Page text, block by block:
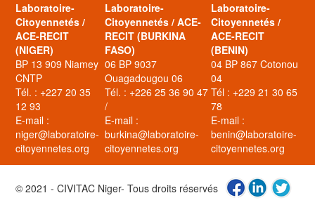
Laboratoire-
Citoyennetés /
ACE-RECIT
(NIGER)
BP 13 909 Niamey
CNTP
Tél. : +227 20 35
12 93
E-mail :
niger@laboratoire-
citoyennetes.org
Laboratoire-
Citoyennetés / ACE-
RECIT (BURKINA
FASO)
06 BP 9037
Ouagadougou 06
Tél. : +226 25 36 90 47
/
E-mail :
burkina@laboratoire-
citoyennetes.org
Laboratoire-
Citoyennetés /
ACE-RECIT
(BENIN)
04 BP 867 Cotonou
04
Tél : +229 21 30 65
78
E-mail :
benin@laboratoire-
citoyennetes.org
© 2021 - CIVITAC Niger- Tous droits réservés